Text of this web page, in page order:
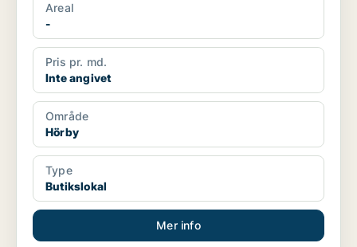
Areal
-
Pris pr. md.
Inte angivet
Område
Hörby
Type
Butikslokal
Mer info